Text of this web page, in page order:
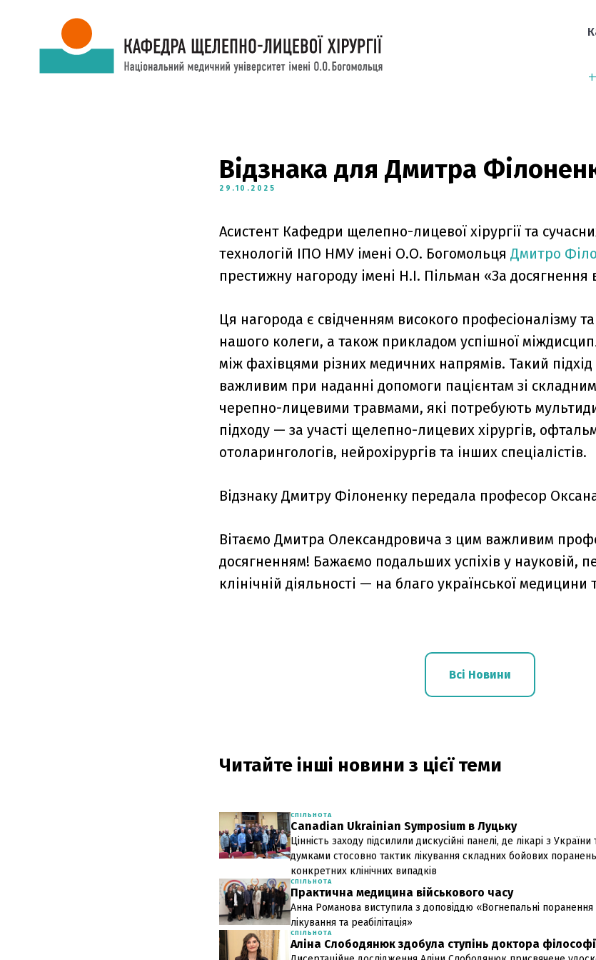
Відзнака для Дмитра
29.10.2025
Асистент Кафедри щелепно-лицевої хірургії та
технологій ІПО НМУ імені О.О. Богомольця Дмитро
престижну нагороду імені Н.І. Пільман «За досягнення
Ця нагорода є свідченням високого професіоналізму
нашого колеги, а також прикладом успішної
між фахівцями різних медичних напрямів. Такий
важливим при наданні допомоги пацієнтам зі
черепно-лицевими травмами, які потребують
підходу — за участі щелепно-лицевих хірургів,
отоларингологів, нейрохірургів та інших спеціалістів.
Відзнаку Дмитру Філоненку передала професор
Вітаємо Дмитра Олександровича з цим важливим
досягненням! Бажаємо подальших успіхів у науковій,
клінічній діяльності — на благо української медицини
Всі Новини
Читайте інші новини з цієї теми
СПІЛЬНОТА
Canadian Ukrainian Symposium в Луцьку
Цінність заходу підсилили дискусійні панелі, де лікарі з
думками стосовно тактик лікування складних бойових
конкретних клінічних випадків
СПІЛЬНОТА
Практична медицина військового часу
Анна Романова виступила з доповіддю «Вогнепальні поранення
лікування та реабілітація»
СПІЛЬНОТА
Аліна Слободянюк здобула ступінь доктора